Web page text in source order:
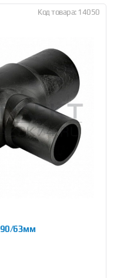
Код товара: 14050
90/63мм